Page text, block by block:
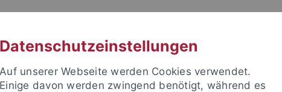
Datenschutzeinstellungen
Auf unserer Webseite werden Cookies verwendet.
Einige davon werden zwingend benötigt, während es